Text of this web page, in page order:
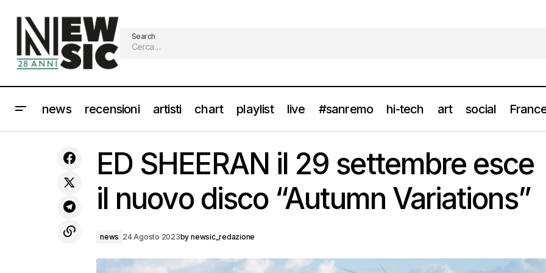
Search
news recensioni artisti chart playlist live #sanremo hi-tech art social
The Moon Redux' [Guarda il lyric
news ED SHEERAN il 29 settembre esce il nuovo disco “Autumn
ED SHEERAN il 29 settembre esce
il nuovo disco “Autumn Variations”
news 24 Agosto 2023by newsic_redazione